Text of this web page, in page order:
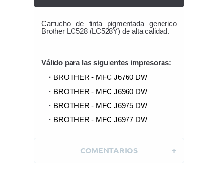
Cartucho de tinta pigmentada genérico
Brother LC528 (LC528Y) de alta calidad.
Válido para las siguientes impresoras:
BROTHER - MFC J6760 DW
BROTHER - MFC J6960 DW
BROTHER - MFC J6975 DW
BROTHER - MFC J6977 DW
COMENTARIOS